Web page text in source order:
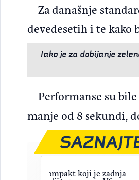
Za današnje
devedesetih i te
Iako je za dobijanje
Performanse su
manje od 8 sekundi,